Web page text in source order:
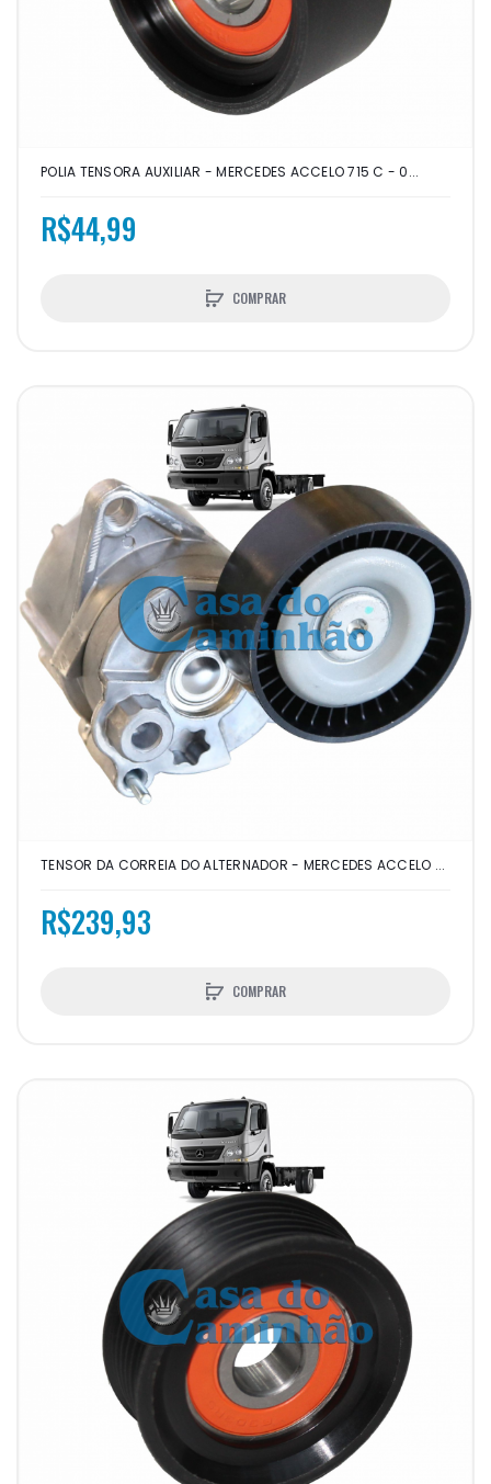
POLIA TENSORA AUXILIAR - MERCEDES ACCELO 715 C - 0...
R$44,99
COMPRAR
TENSOR DA CORREIA DO ALTERNADOR - MERCEDES ACCELO ...
R$239,93
COMPRAR